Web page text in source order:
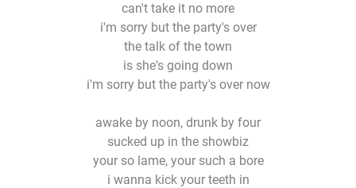
can't take it no more
i'm sorry but the party's over
the talk of the town
is she's going down
i'm sorry but the party's over now
awake by noon, drunk by four
sucked up in the showbiz
your so lame, your such a bore
i wanna kick your teeth in